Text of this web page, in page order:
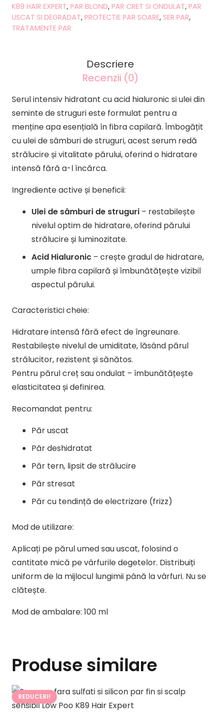
par
intensiv
hidratant
ulei
din
seminte
de
struguri
GLOBAL
K89
Hair
Expert
K89 HAIR EXPERT, PAR BLOND, PAR CRET SI ONDULAT, PAR
USCAT SI DEGRADAT, PROTECTIE PAR SOARE, SER PAR,
TRATAMENTE PAR
Descriere
Recenzii (0)
Serul intensiv hidratant cu acid hialuronic si ulei din
seminte de struguri este formulat pentru a
menține apa esențială în fibra capilară. Îmbogățit
cu ulei de sâmburi de struguri, acest serum redă
strălucire și vitalitate părului, oferind o hidratare
intensă fără a-l încărca.
Ingrediente active și beneficii:
Ulei de sâmburi de struguri – restabilește
nivelul optim de hidratare, oferind părului
strălucire și luminozitate.
Acid Hialuronic – crește gradul de hidratare,
umple fibra capilară și îmbunătățește vizibil
aspectul părului.
Caracteristici cheie:
Hidratare intensă fără efect de îngreunare.
Restabilește nivelul de umiditate, lăsând părul
strălucitor, rezistent și sănătos.
Pentru părul creț sau ondulat – îmbunătățește
elasticitatea și definirea.
Recomandat pentru:
Păr uscat
Păr deshidratat
Păr tern, lipsit de strălucire
Păr stresat
Păr cu tendință de electrizare (frizz)
Mod de utilizare:
Aplicați pe părul umed sau uscat, folosind o
cantitate mică pe vârfurile degetelor. Distribuiți
uniform de la mijlocul lungimii până la vârfuri. Nu se
clătește.
Mod de ambalare: 100 ml
Produse similare
REDUCERI!